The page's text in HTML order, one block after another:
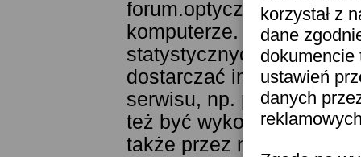
korzystał z
dane
dokumencie
ustawień
danych
forum.optyczne.pl
komputerze.
statystycznych. Pozwala
dostarczać im
serwisu, np. poprzez
też być wykorzystywane
także przez narzędzie